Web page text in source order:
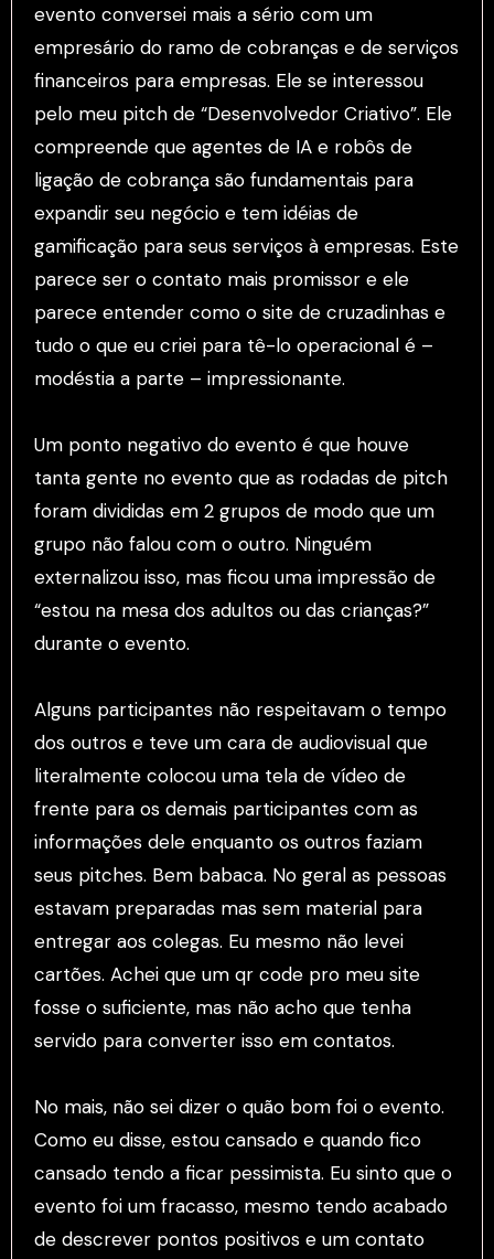
evento conversei mais a sério com um
empresário do ramo de cobranças e de serviços
financeiros para empresas. Ele se interessou
pelo meu pitch de “Desenvolvedor Criativo”. Ele
compreende que agentes de IA e robôs de
ligação de cobrança são fundamentais para
expandir seu negócio e tem idéias de
gamificação para seus serviços à empresas. Este
parece ser o contato mais promissor e ele
parece entender como o site de cruzadinhas e
tudo o que eu criei para tê-lo operacional é –
modéstia a parte – impressionante.
Um ponto negativo do evento é que houve
tanta gente no evento que as rodadas de pitch
foram divididas em 2 grupos de modo que um
grupo não falou com o outro. Ninguém
externalizou isso, mas ficou uma impressão de
“estou na mesa dos adultos ou das crianças?”
durante o evento.
Alguns participantes não respeitavam o tempo
dos outros e teve um cara de audiovisual que
literalmente colocou uma tela de vídeo de
frente para os demais participantes com as
informações dele enquanto os outros faziam
seus pitches. Bem babaca. No geral as pessoas
estavam preparadas mas sem material para
entregar aos colegas. Eu mesmo não levei
cartões. Achei que um qr code pro meu site
fosse o suficiente, mas não acho que tenha
servido para converter isso em contatos.
No mais, não sei dizer o quão bom foi o evento.
Como eu disse, estou cansado e quando fico
cansado tendo a ficar pessimista. Eu sinto que o
evento foi um fracasso, mesmo tendo acabado
de descrever pontos positivos e um contato